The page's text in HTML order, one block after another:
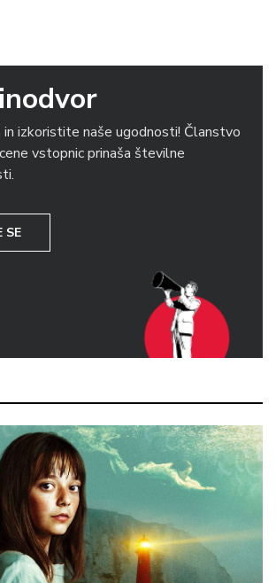
izkoristite naše ugodnosti! Članstvo
vstopnic prinaša številne
VČLANITE SE